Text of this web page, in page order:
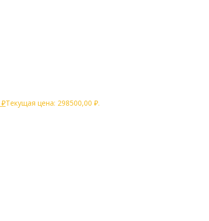
₽Текущая цена: 298500,00 ₽.